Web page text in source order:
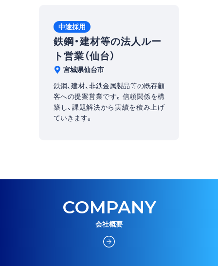
中途採用
鉄鋼・建材等の法人ルー
ト営業（仙台）
宮城県仙台市
鉄鋼、建材、非鉄金属製品等の既存顧
客への提案営業です。信頼関係を構
築し、課題解決から実績を積み上げ
ていきます。
COMPANY
会社概要